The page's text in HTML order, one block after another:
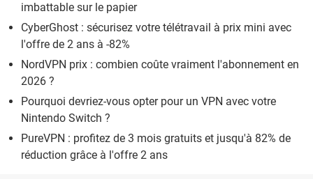
imbattable sur le papier
CyberGhost : sécurisez votre télétravail à prix mini avec
l'offre de 2 ans à -82%
NordVPN prix : combien coûte vraiment l'abonnement en
2026 ?
Pourquoi devriez-vous opter pour un VPN avec votre
Nintendo Switch ?
PureVPN : profitez de 3 mois gratuits et jusqu'à 82% de
réduction grâce à l'offre 2 ans